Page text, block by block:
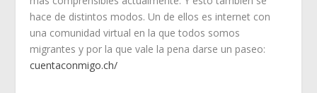
hace de distintos modos. Un de ellos es internet con
una comunidad virtual en la que todos somos
migrantes y por la que vale la pena darse un paseo:
cuentaconmigo.ch/